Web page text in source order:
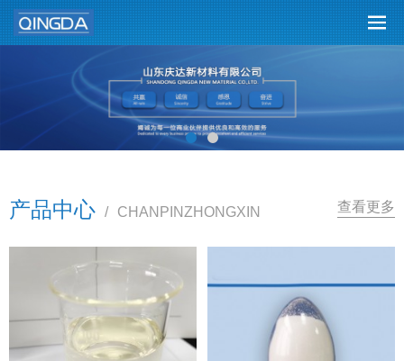
产品中心 / CHANPINZHONGXIN 查看更多